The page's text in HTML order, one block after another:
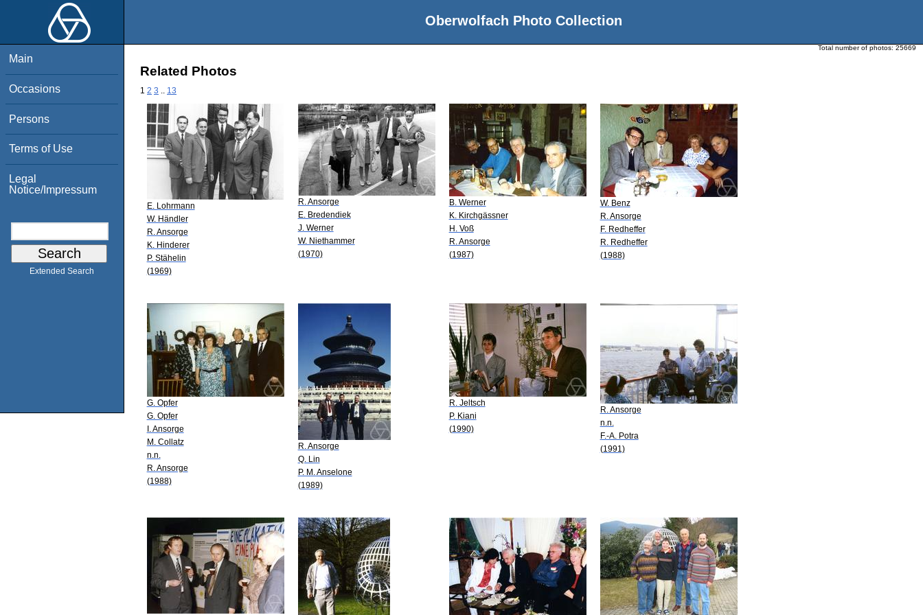
Oberwolfach Photo Collection
Main
Occasions
Persons
Terms of Use
Legal
Notice/Impressum
Extended Search
Total number of photos: 25669
Related Photos
1 2 3 13
E. Lohrmann
W. Händler
R. Ansorge
K. Hinderer
P. Stähelin
(1969)
R. Ansorge
E. Bredendiek
J. Werner
W. Niethammer
(1970)
B. Werner
K. Kirchgässner
H. Voß
R. Ansorge
(1987)
W. Benz
R. Ansorge
F. Redheffer
R. Redheffer
(1988)
G. Opfer
G. Opfer
I. Ansorge
M. Collatz
n.n.
R. Ansorge
(1988)
R. Ansorge
Q. Lin
P. M. Anselone
(1989)
R. Jeltsch
P. Kiani
(1990)
R. Ansorge
n.n.
F.-A. Potra
(1991)